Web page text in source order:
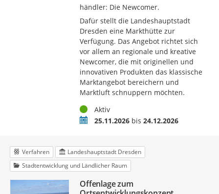
händler: Die Newcomer.
Dafür stellt die Landeshauptstadt
Dresden eine Markthütte zur
Verfügung. Das Angebot richtet sich
vor allem an regionale und kreative
Newcomer, die mit originellen und
innovativen Produkten das klassische
Marktangebot bereichern und
Marktluft schnuppern möchten.
StatusAktiv
Termin25.11.2026bis 24.12.2026
Verfahren
Landeshauptstadt Dresden
Stadtentwicklung und Ländlicher Raum
Offenlage zum